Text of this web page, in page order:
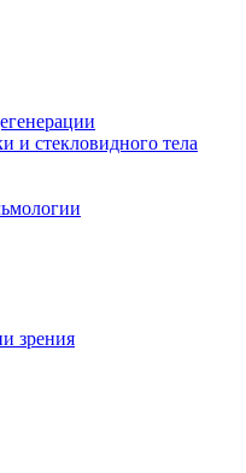
и стекловидного тела
зрения